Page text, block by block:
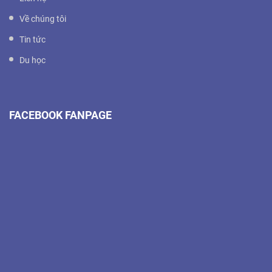
Về chúng tôi
Tin tức
Du học
FACEBOOK FANPAGE